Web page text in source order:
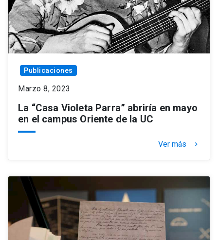
Publicaciones
Marzo 8, 2023
La “Casa Violeta Parra” abriría en mayo
en el campus Oriente de la UC
Ver más keyboard_arrow_right